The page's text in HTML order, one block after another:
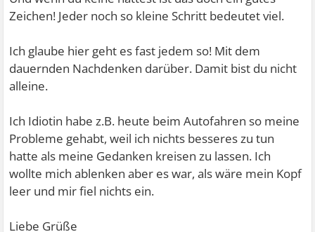
Zeichen! Jeder noch so kleine Schritt bedeutet viel.
Ich glaube hier geht es fast jedem so! Mit dem
dauernden Nachdenken darüber. Damit bist du nicht
alleine.
Ich Idiotin habe z.B. heute beim Autofahren so meine
Probleme gehabt, weil ich nichts besseres zu tun
hatte als meine Gedanken kreisen zu lassen. Ich
wollte mich ablenken aber es war, als wäre mein Kopf
leer und mir fiel nichts ein.
Liebe Grüße